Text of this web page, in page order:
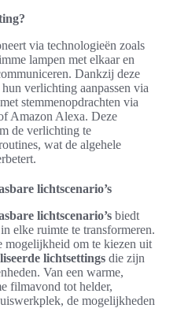
via technologieën zoals
lampen met elkaar en
Dankzij deze
verlichting aanpassen via
stemmenopdrachten via
Amazon Alexa. Deze
de verlichting te
wat de algehele
lichtscenario’s
lichtscenario’s biedt
elke ruimte te transformeren.
mogelijkheid om te kiezen uit
lichtsettings die zijn
Van een warme,
filmavond tot helder,
de mogelijkheden